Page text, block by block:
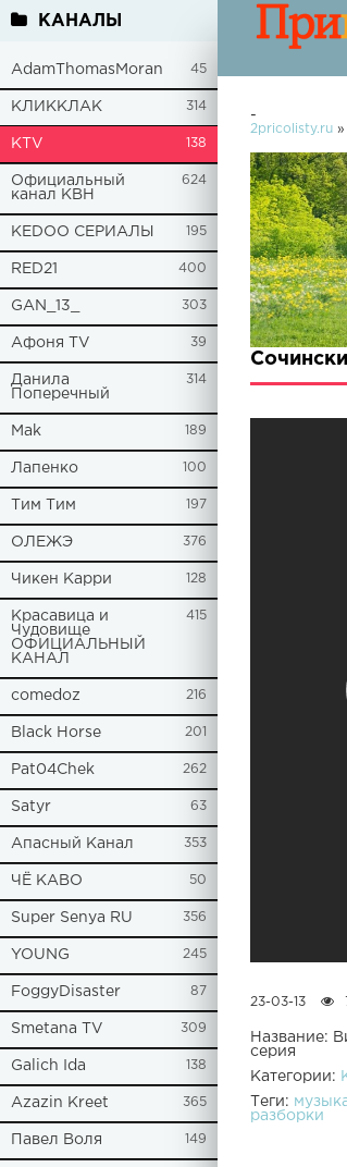
КАНАЛЫ
AdamThomasMoran 45
КЛИККЛАК 314
KTV 138
Официальный
канал КВН
624
KEDOO СЕРИАЛЫ 195
RED21 400
GAN_13_ 303
Афоня TV 39
Данила
Поперечный
314
Mak 189
Лапенко 100
Tим Тим 197
ОЛЕЖЭ 376
Чикен Карри 128
Красавица и
Чудовище
ОФИЦИАЛЬНЫЙ
КАНАЛ
415
comedoz 216
Black Horse 201
Pat04Chek 262
Satyr 63
Апасный Канал 353
ЧЁ КАВО 50
Super Senya RU 356
YOUNG 245
FoggyDisaster 87
Smetana TV 309
Galich Ida 138
Azazin Kreet 365
Павел Воля 149
-
2pricolisty.ru »
23-03-13
Название:
серия
Категории:
Теги:
разборки